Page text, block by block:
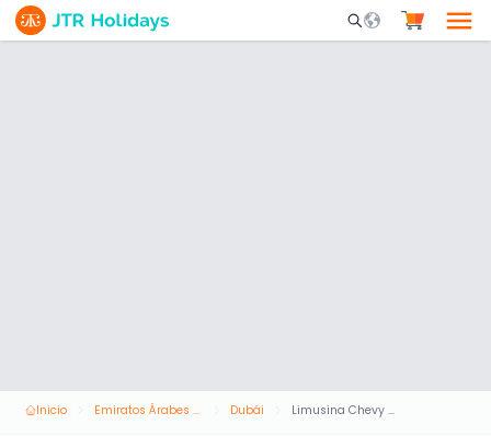
Mobile Search
Inicio Emiratos Árabes Unidos Dubái Limusina Chevy Suburban Kohinoor Black 2024 (20 pax)